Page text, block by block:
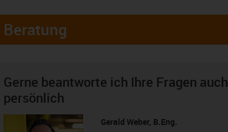
Beratung
Gerne beantworte ich Ihre Fragen auch
persönlich
Gerald Weber, B.Eng.